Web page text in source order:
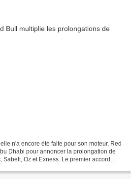
n'a encore été faite pour son moteur, Red
Dhabi pour annoncer la prolongation de
Oz et Exness. Le premier accord